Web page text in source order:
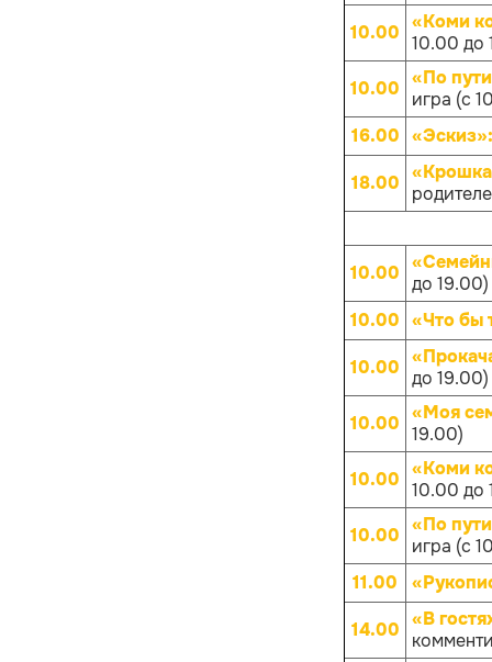
10.00 «Коми
10.00 до
10.00 «По
игра (с
16.00
18.00
10.00 до 19.00)
10.00 «Что бы
10.00 до 19.00)
10.00 «Моя
19.00)
10.00 «Коми
10.00 до
10.00 «По
игра (с
11.00
14.00 «В